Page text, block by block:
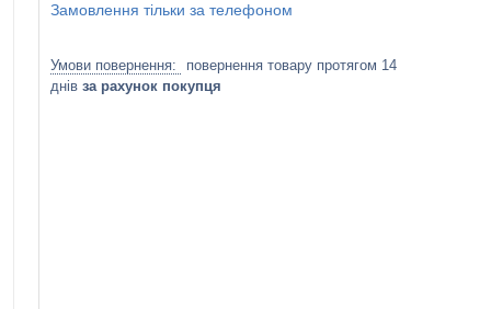
Замовлення тільки за телефоном
повернення товару протягом 14
днів за рахунок покупця